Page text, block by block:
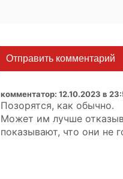
Отправить комментарий
комментатор: 12.10.2023 в
Позорятся, как обычно.
Может им лучше
показывают, что они не